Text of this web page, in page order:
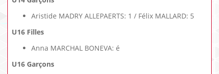
Aristide MADRY ALLEPAERTS: 1 / Félix MALLARD: 5
U16 Filles
Anna MARCHAL BONEVA: é
U16 Garçons